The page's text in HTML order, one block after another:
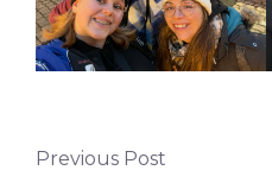
Previous Post